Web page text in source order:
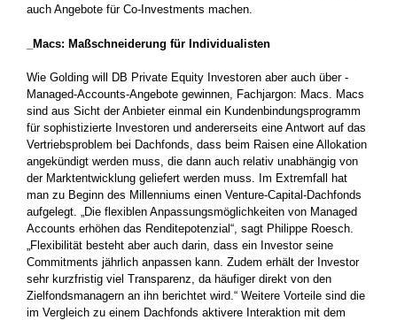
auch Angebote für Co-Investments machen.
_Macs: Maßschneiderung für Individualisten
Wie Golding will DB Private Equity Investoren aber auch über ­
Managed-Accounts-Angebote gewinnen, Fachjargon: Macs. Macs
sind aus Sicht der Anbieter einmal ein Kundenbindungsprogramm
für ­sophistizierte Investoren und andererseits eine Antwort auf das
­Vertriebsproblem bei Dachfonds, dass beim Raisen eine Allokation
angekündigt werden muss, die dann auch relativ unabhängig von
der Marktentwicklung geliefert werden muss. Im Extremfall hat
man zu Beginn des Millenniums einen Venture-Capital-Dachfonds
aufgelegt. „Die flexiblen Anpassungsmöglichkeiten von Managed
Accounts ­erhöhen das Renditepotenzial“, sagt Philippe Roesch.
„Flexibilität ­besteht aber auch darin, dass ein Investor seine
Commitments jährlich anpassen kann. Zudem erhält der Investor
sehr kurzfristig viel Transparenz, da häufiger direkt von den
Zielfondsmanagern an ihn berichtet wird.“ Weitere Vorteile sind die
im Vergleich zu einem Dachfonds aktivere Interaktion mit dem